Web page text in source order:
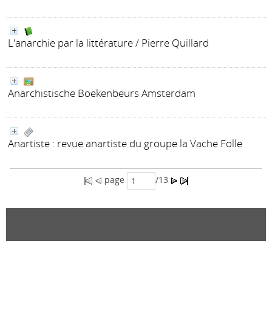
L'anarchie par la littérature/ Pierre Quillard
Anarchistische Boekenbeurs Amsterdam
Anartiste : revue anartiste du groupe la Vache Folle
page /13